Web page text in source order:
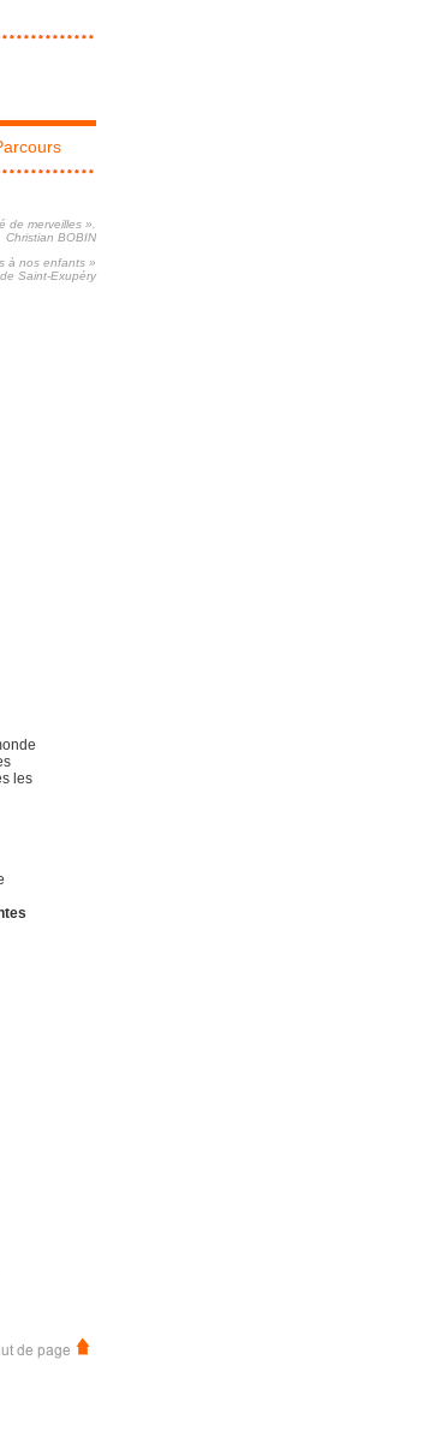
merveilles ».
Christian BOBIN
à nos enfants »
Saint-Exupéry
les